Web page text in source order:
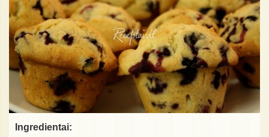
Ingredientai: